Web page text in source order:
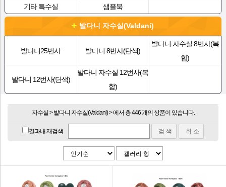
기타 특수실
샘플북
발다니 자수실(Valdani)
발다니25번사 발다니 8번사(단색)
발다니 자수실 8번사(복
합)
발다니 12번사(단색)
발다니 자수실 12번사(복
합)
자수실 > 발다니 자수실(Valdani) > 에서 총 446 개의 상품이 있습니다.
결과내 재검색